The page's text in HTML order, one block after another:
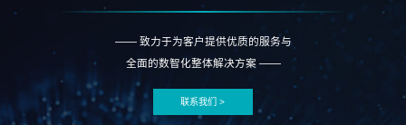
—— 致力于为客户提供优质的服务与
全面的数智化整体解决方案 ——
联系我们 >